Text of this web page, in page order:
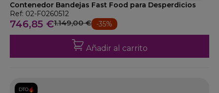
Contenedor Bandejas Fast Food para Desperdicios
Ref: 02-F0260512
746,85 €1.149,00 € -35%
Añadir al carrito
DTO.